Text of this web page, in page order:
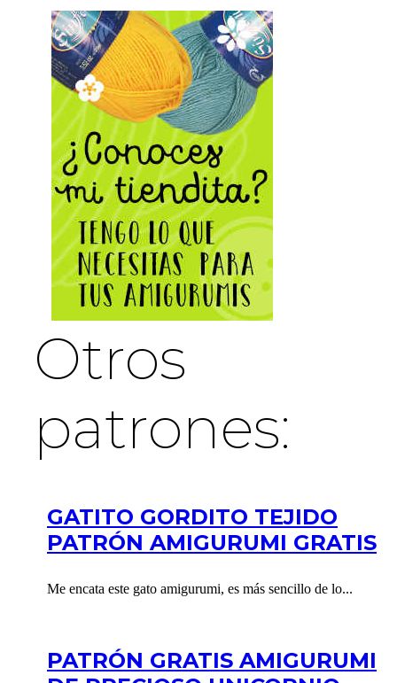
Otros
patrones:
GATITO GORDITO TEJIDO
PATRÓN AMIGURUMI GRATIS
Me encata este gato amigurumi, es más sencillo de lo...
PATRÓN GRATIS AMIGURUMI